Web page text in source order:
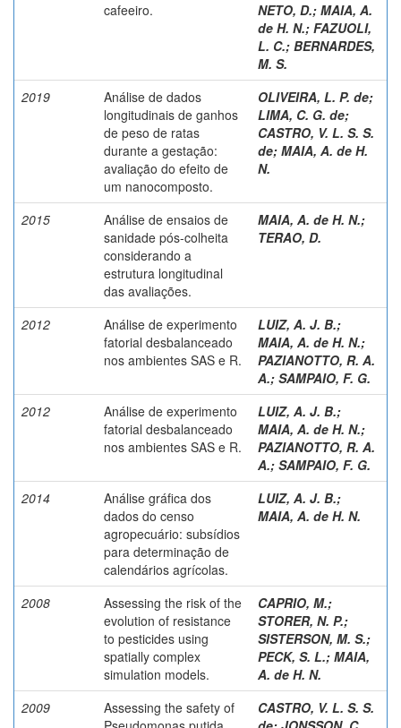
cafeeiro.
NETO, D.; MAIA, A.
de H. N.; FAZUOLI,
L. C.; BERNARDES,
M. S.
2019
Análise de dados
longitudinais de ganhos
de peso de ratas
durante a gestação:
avaliação do efeito de
um nanocomposto.
OLIVEIRA, L. P. de;
LIMA, C. G. de;
CASTRO, V. L. S. S.
de; MAIA, A. de H.
N.
2015
Análise de ensaios de
sanidade pós-colheita
considerando a
estrutura longitudinal
das avaliações.
MAIA, A. de H. N.;
TERAO, D.
2012
Análise de experimento
fatorial desbalanceado
nos ambientes SAS e R.
LUIZ, A. J. B.;
MAIA, A. de H. N.;
PAZIANOTTO, R. A.
A.; SAMPAIO, F. G.
2012
Análise de experimento
fatorial desbalanceado
nos ambientes SAS e R.
LUIZ, A. J. B.;
MAIA, A. de H. N.;
PAZIANOTTO, R. A.
A.; SAMPAIO, F. G.
2014
Análise gráfica dos
dados do censo
agropecuário: subsídios
para determinação de
calendários agrícolas.
LUIZ, A. J. B.;
MAIA, A. de H. N.
2008
Assessing the risk of the
evolution of resistance
to pesticides using
spatially complex
simulation models.
CAPRIO, M.;
STORER, N. P.;
SISTERSON, M. S.;
PECK, S. L.; MAIA,
A. de H. N.
2009
Assessing the safety of
CASTRO, V. L. S. S.